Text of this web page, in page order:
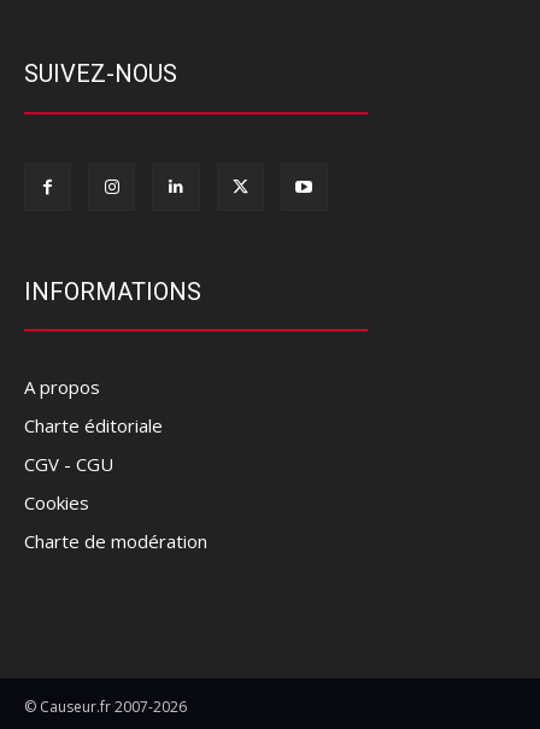
SUIVEZ-NOUS
INFORMATIONS
A propos
Charte éditoriale
CGV - CGU
Cookies
Charte de modération
© Causeur.fr 2007-2026